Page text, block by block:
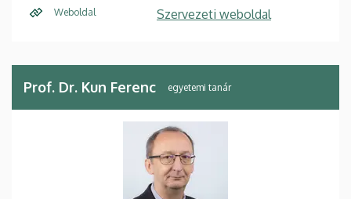
Weboldal Szervezeti weboldal
Prof. Dr. Kun Ferenc egyetemi tanár